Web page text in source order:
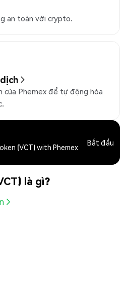
an toàn với crypto.
của Phemex để tự động hóa
(VCT) with Phemex Bắt đầu
là gì?